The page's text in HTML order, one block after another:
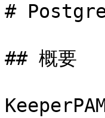
#
## 概要